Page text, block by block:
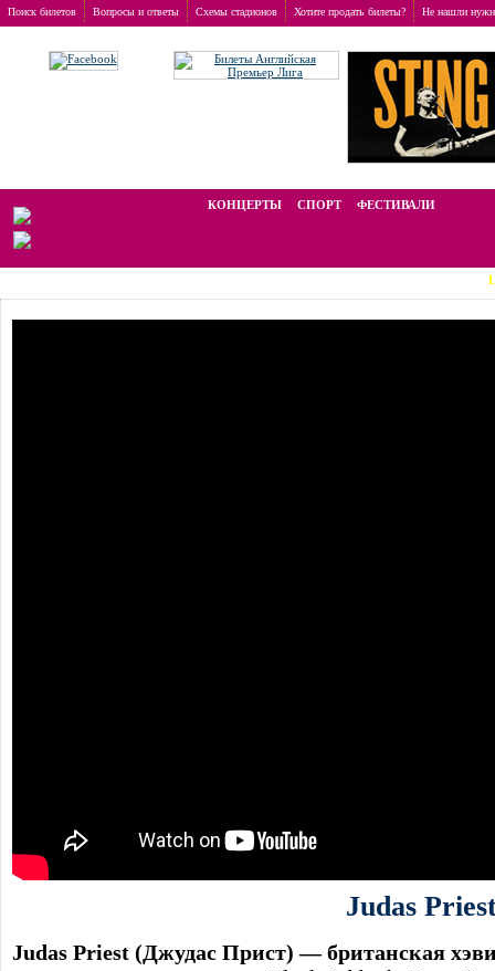
Поиск билетов Вопросы и ответы Схемы стадионов Хотите продать билеты? Не нашли
КОНЦЕРТЫ СПОРТ ФЕСТИВАЛИ
LAST
Judas
Judas Priest (Джудас Прист) — британская